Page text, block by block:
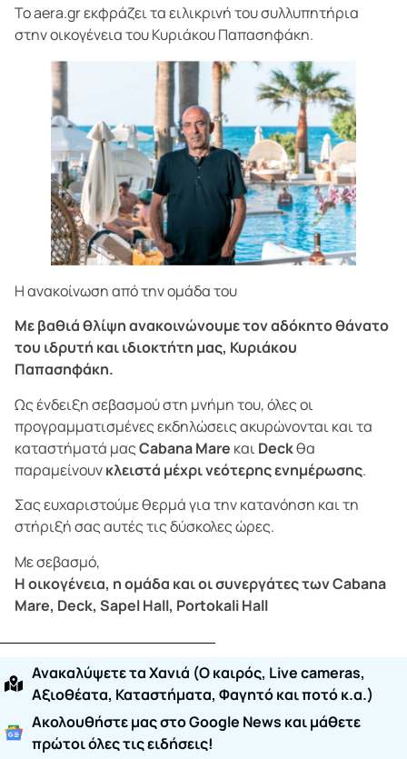
Το aera.gr εκφράζει τα ειλικρινή του συλλυπητήρια
στην οικογένεια του Κυριάκου Παπασηφάκη.
Η ανακοίνωση από την ομάδα του
Με βαθιά θλίψη ανακοινώνουμε τον αδόκητο θάνατο
του ιδρυτή και ιδιοκτήτη μας, Κυριάκου
Παπασηφάκη.
Ως ένδειξη σεβασμού στη μνήμη του, όλες οι
προγραμματισμένες εκδηλώσεις ακυρώνονται και τα
καταστήματά μαςCabana Mare και Deckθα
παραμείνουνκλειστά μέχρι νεότερης ενημέρωσης.
Σας ευχαριστούμε θερμά για την κατανόηση και τη
στήριξή σας αυτές τις δύσκολες ώρες.
Με σεβασμό,
Η οικογένεια, η ομάδα και οι συνεργάτες των Cabana
Mare, Deck, Sapel Hall, Portokali Hall
Ανακαλύψετε τα Χανιά (O καιρός, Live cameras,
Αξιοθέατα, Καταστήματα, Φαγητό και ποτό κ.α.)
Ακολουθήστε μας στο Google News και μάθετε
πρώτοι όλες τις ειδήσεις!